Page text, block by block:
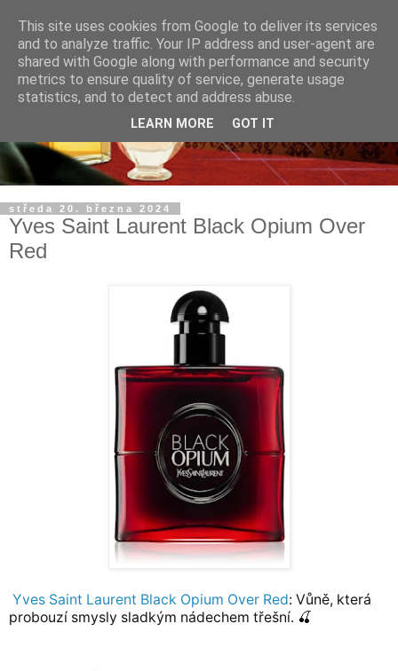
středa 20. března 2024
Yves Saint Laurent Black Opium Over
Red
Yves Saint Laurent Black Opium Over Red: Vůně, která
probouzí smysly sladkým nádechem třešní. 🍒
This site uses cookies from Google to deliver its services
and to analyze traffic. Your IP address and user-agent are
shared with Google along with performance and security
metrics to ensure quality of service, generate usage
statistics, and to detect and address abuse.
LEARN MORE GOT IT